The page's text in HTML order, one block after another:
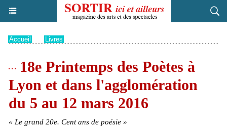
Accueil Livres
18e Printemps des Poètes à
Lyon et dans l'agglomération
du 5 au 12 mars 2016
« Le grand 20e. Cent ans de poésie »